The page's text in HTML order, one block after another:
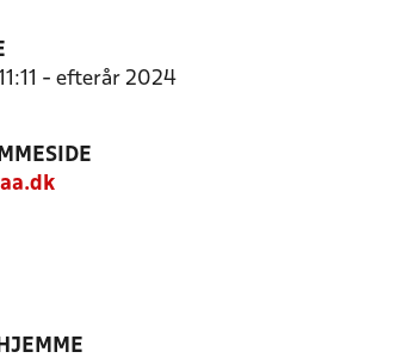
- efterår 2024